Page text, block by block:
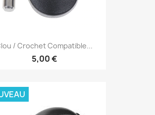
/ Crochet Compatible...
5,00 €